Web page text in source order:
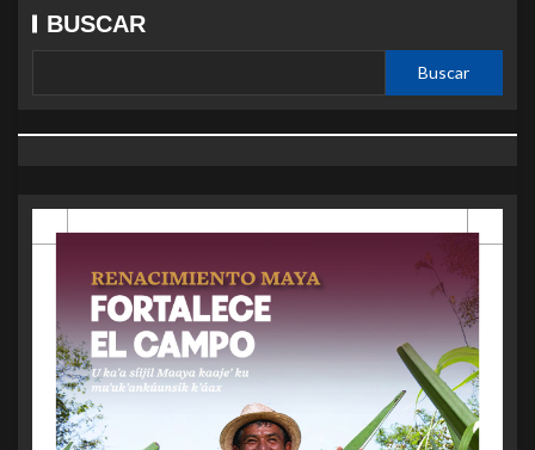
BUSCAR
Buscar